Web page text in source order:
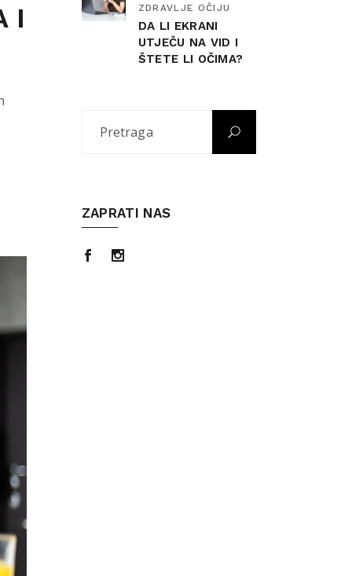
I
ZDRAVLJE OČIJU
DA LI EKRANI
UTJEČU NA VID I
ŠTETE LI OČIMA?
ZAPRATI NAS